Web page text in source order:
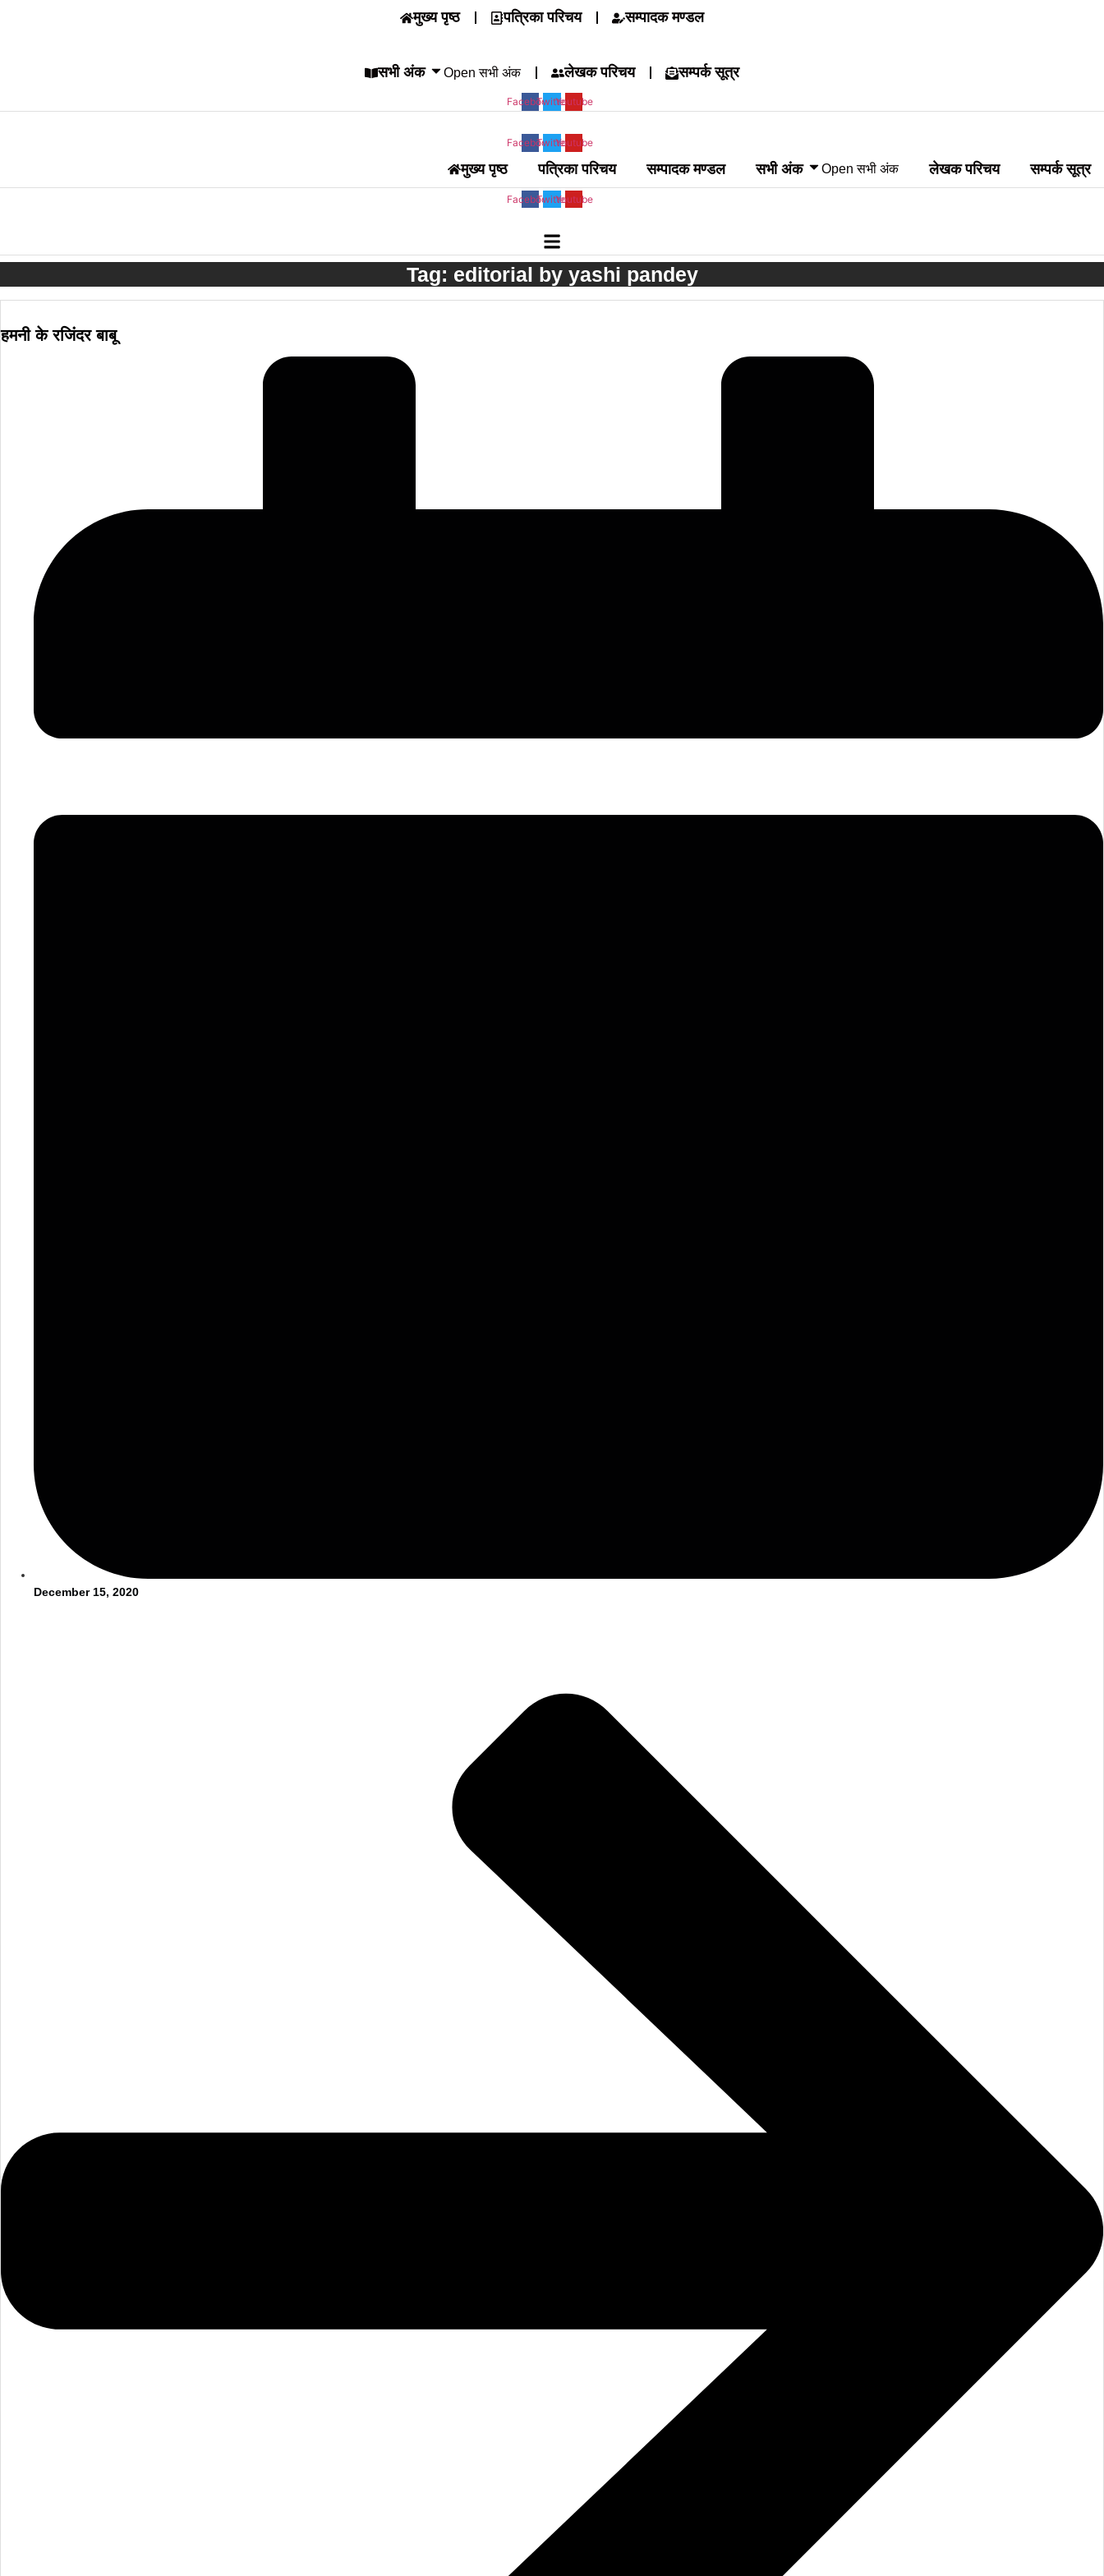
मुख्य पृष्ठ पत्रिका परिचय सम्पादक मण्डल
सभी अंक Open सभी अंक लेखक परिचय सम्पर्क सूत्र
FacebookTwitterYoutube
FacebookTwitterYoutube
मुख्य पृष्ठ पत्रिका परिचय सम्पादक मण्डल सभी अंक Open सभी अंक लेखक परिचय सम्पर्क सूत्र
FacebookTwitterYoutube
Tag: editorial by yashi pandey
हमनी के रजिंदर बाबू
December 15, 2020